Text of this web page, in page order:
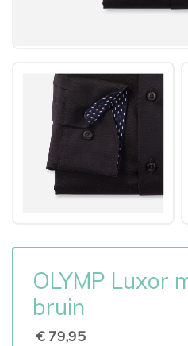
OLYMP Luxor
bruin
€ 79,95